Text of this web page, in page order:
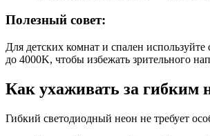
Полезный совет:
Для детских комнат и спален используйте
до 4000K, чтобы избежать зрительного
Как ухаживать за гибким
Гибкий светодиодный неон не требует